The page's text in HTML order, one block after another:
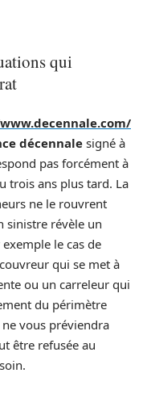
qui
décennale signé à
pas forcément à
trois ans plus tard. La
ne le rouvrent
sinistre révèle un
le cas de
qui se met à
ou un carreleur qui
du périmètre
ne vous préviendra
être refusée au